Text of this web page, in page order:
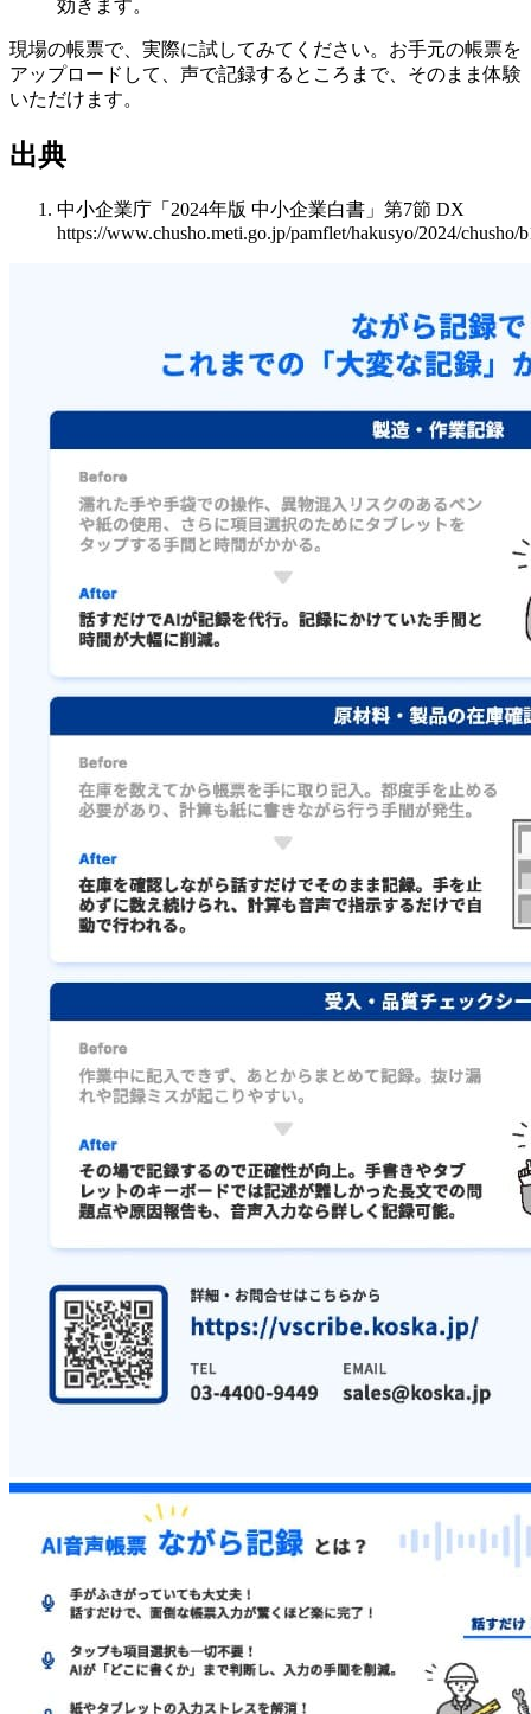
効きます。
現場の帳票で、実際に試してみてください。お手元の帳票を
アップロードして、声で記録するところまで、そのまま体験
いただけます。
出典
中小企業庁「2024年版 中小企業白書」第7節 DX
https://www.chusho.meti.go.jp/pamflet/hakusyo/2024/chusho/